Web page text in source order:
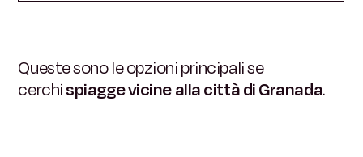
Queste sono le opzioni principali se
cerchispiagge vicine alla città di Granada.